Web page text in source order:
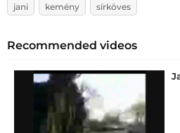
jani
kemény sírköves
Recommended videos